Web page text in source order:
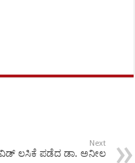
Next
ಲಸಿಕೆ ಪಡೆದ ಡಾ. ಅನೀಲ